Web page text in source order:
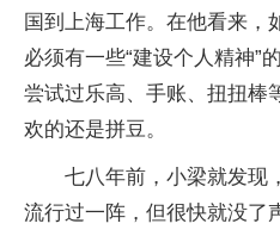
国到上海工作。在他看来，
必须有一些“建设个人精神”
尝试过乐高、手账、扭扭棒
欢的还是拼豆。
七八年前，小梁就发现
流行过一阵，但很快就没了